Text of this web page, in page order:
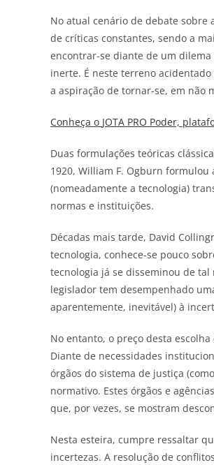
No atual cenário de debate sobre
de críticas constantes, sendo a
encontrar-se diante de um dilema
inerte. É neste terreno
a aspiração de tornar-se, em não
Conheça o JOTA PRO Poder,
Duas formulações teóricas
1920, William F. Ogburn
(nomeadamente a tecnologia)
normas e instituições.
Décadas mais tarde, David
tecnologia, conhece-se pouco
tecnologia já se disseminou de tal
legislador tem desempenhado
aparentemente, inevitável) à
No entanto, o preço desta
Diante de necessidades
órgãos do sistema de justiça
normativo. Estes órgãos e
que, por vezes, se mostram
Nesta esteira, cumpre ressaltar
incertezas. A resolução de